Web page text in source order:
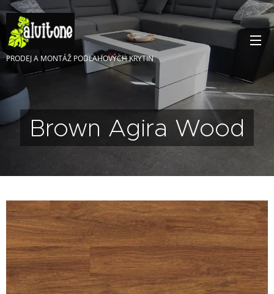
PRODEJ A MONTÁŽ PODLAHOVÝCH KRYTIN
Brown Agira Wood